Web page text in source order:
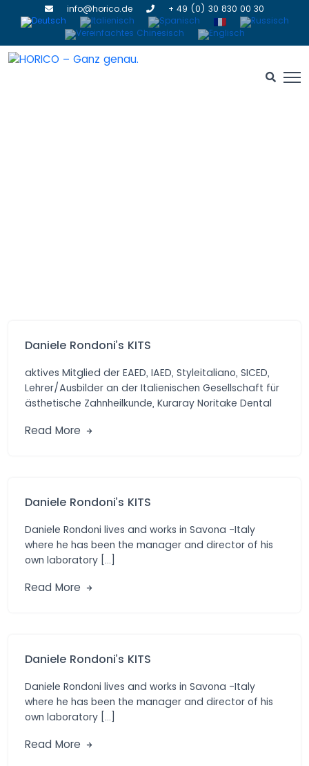
info@horico.de + 49 (0) 30 830 00 30
Daniele Rondoni’s KITS
aktives Mitglied der EAED, IAED, Styleitaliano, SICED,
Lehrer/Ausbilder an der Italienischen Gesellschaft für
ästhetische Zahnheilkunde, Kuraray Noritake Dental
Read More
Daniele Rondoni’s KITS
Daniele Rondoni lives and works in Savona -Italy
where he has been the manager and director of his
own laboratory […]
Read More
Daniele Rondoni’s KITS
Daniele Rondoni lives and works in Savona -Italy
where he has been the manager and director of his
own laboratory […]
Read More